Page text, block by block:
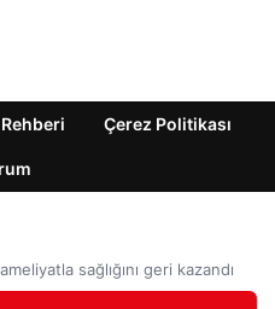
Çerez Politikası
sağlığını geri kazandı